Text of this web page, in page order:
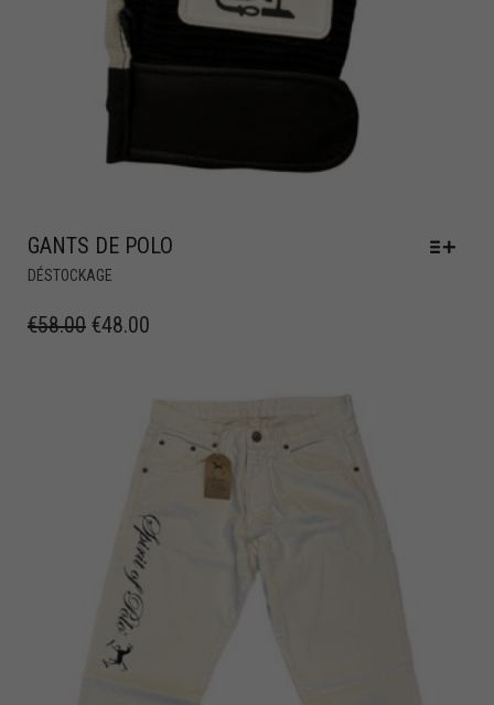
GANTS DE POLO
DÉSTOCKAGE
€58.00 €48.00